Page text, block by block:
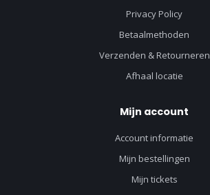
Privacy Policy
Betaalmethoden
Verzenden & Retourneren
Afhaal locatie
Mijn account
Account informatie
Mijn bestellingen
Mijn tickets